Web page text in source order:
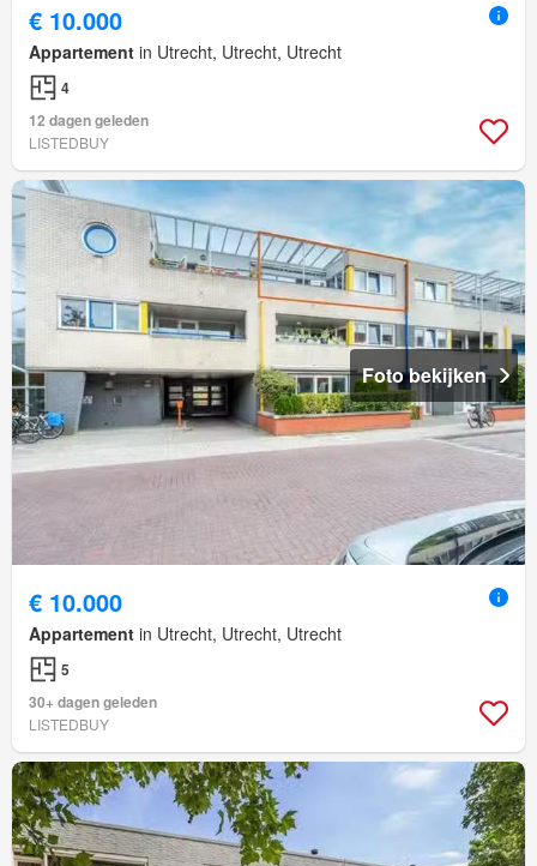
€ 10.000
Appartement in Utrecht, Utrecht, Utrecht
4
12 dagen geleden
LISTEDBUY
Foto bekijken
€ 10.000
Appartement in Utrecht, Utrecht, Utrecht
5
30+ dagen geleden
LISTEDBUY